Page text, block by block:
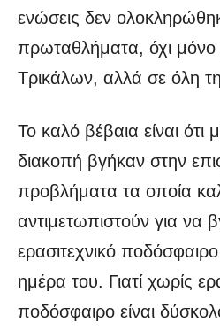
ενώσεις δεν
πρωταθλήματα, όχι
Τρικάλων, αλλά σε όλη
Το καλό βέβαια είναι
διακοπή βγήκαν στην
προβλήματα τα οποία
αντιμετωπιστούν για να
ερασιτεχνικό
ημέρα του. Γιατί χωρίς
ποδόσφαιρο είναι